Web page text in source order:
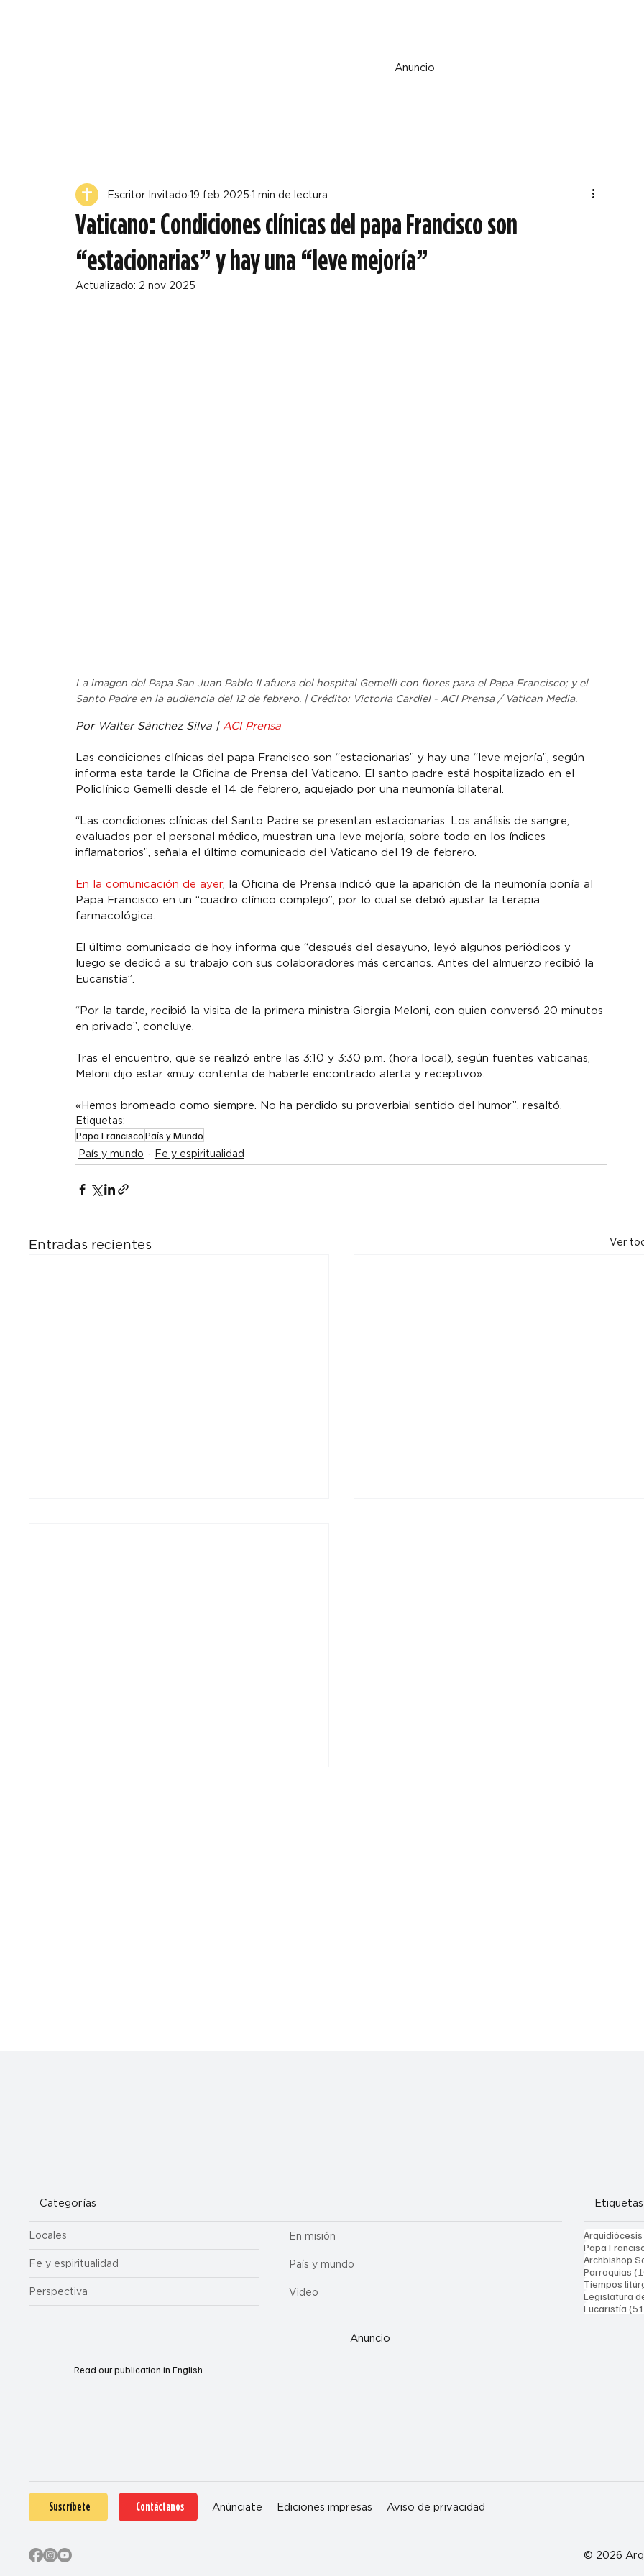
Anuncio
Vaticano: Condiciones clínicas del papa Francisco son
“estacionarias” y hay una “leve mejoría”
Escritor Invitado 19 feb 2025 1 min de lectura
Actualizado: 2 nov 2025
La imagen del Papa San Juan Pablo II afuera del hospital Gemelli con flores para el Papa Francisco; y el
Santo Padre en la audiencia del 12 de febrero. | Crédito: Victoria Cardiel - ACI Prensa / Vatican Media.
Por Walter Sánchez Silva | ACI Prensa
Las condiciones clínicas del papa Francisco son “estacionarias” y hay una “leve mejoría”, según
informa esta tarde la Oficina de Prensa del Vaticano. El santo padre está hospitalizado en el
Policlínico Gemelli desde el 14 de febrero, aquejado por una neumonía bilateral.
“Las condiciones clínicas del Santo Padre se presentan estacionarias. Los análisis de sangre,
evaluados por el personal médico, muestran una leve mejoría, sobre todo en los índices
inflamatorios”, señala el último comunicado del Vaticano del 19 de febrero.
En la comunicación de ayer, la Oficina de Prensa indicó que la aparición de la neumonía ponía al
Papa Francisco en un “cuadro clínico complejo”, por lo cual se debió ajustar la terapia
farmacológica.
El último comunicado de hoy informa que “después del desayuno, leyó algunos periódicos y
luego se dedicó a su trabajo con sus colaboradores más cercanos. Antes del almuerzo recibió la
Eucaristía”.
“Por la tarde, recibió la visita de la primera ministra Giorgia Meloni, con quien conversó 20 minutos
en privado”, concluye.
Tras el encuentro, que se realizó entre las 3:10 y 3:30 p.m. (hora local), según fuentes vaticanas,
Meloni dijo estar «muy contenta de haberle encontrado alerta y receptivo».
«Hemos bromeado como siempre. No ha perdido su proverbial sentido del humor”, resaltó.
Etiquetas:
Papa FranciscoPaís y Mundo
País y mundo Fe y espiritualidad
Entradas recientes Ver
Categorías
Locales
Fe y espiritualidad
Perspectiva
En misión
País y mundo
Video
Papa
Archbishop
Parroquias
Tiempos
Legislatura
Eucaristía
Read our publication in English
Anuncio
Suscríbete Contáctanos Anúnciate Ediciones impresas Aviso de privacidad
© 2026